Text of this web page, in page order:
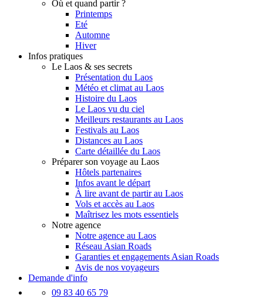
Où et quand partir ?
Printemps
Eté
Automne
Hiver
Infos pratiques
Le Laos & ses secrets
Présentation du Laos
Météo et climat au Laos
Histoire du Laos
Le Laos vu du ciel
Meilleurs restaurants au Laos
Festivals au Laos
Distances au Laos
Carte détaillée du Laos
Préparer son voyage au Laos
Hôtels partenaires
Infos avant le départ
À lire avant de partir au Laos
Vols et accès au Laos
Maîtrisez les mots essentiels
Notre agence
Notre agence au Laos
Réseau Asian Roads
Garanties et engagements Asian Roads
Avis de nos voyageurs
Demande d'info
09 83 40 65 79